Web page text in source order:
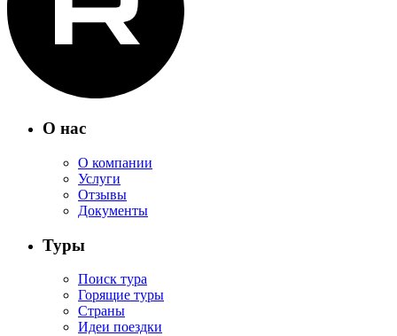
О нас
О компании
Услуги
Отзывы
Документы
Туры
Поиск тура
Горящие туры
Страны
Идеи поездки